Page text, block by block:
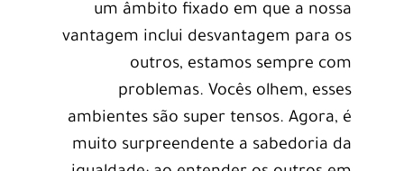
um âmbito fixado em que a nossa
vantagem inclui desvantagem para os
outros, estamos sempre com
problemas. Vocês olhem, esses
ambientes são super tensos. Agora, é
muito surpreendente a sabedoria da